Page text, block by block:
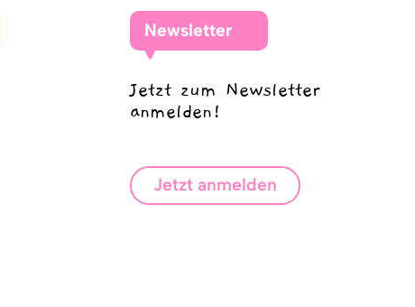
Newsletter
Jetzt zum Newsletter
anmelden!
Jetzt anmelden